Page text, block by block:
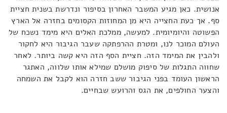
אנושית. כאן מגיע המשבר האחרון בסיפור ונדרשת בשנית חציית
סף. אך כעת החצייה היא מן המחוזות הקסומים בחזרה אל הארץ
הפשוטה והיומיומית. למעשה, ממלכת האלים היא מימד נשכח של
העולם המוכר לנו, ומטרת ההרפתקה שעבר הגיבור היא לחקור
ולהבין את המימד הזה. חציית הסף הזה היא קשה ביותר. לאחר
שחווה התגלות של סיפוק מושלם שמילא אותו שלווה, האתגר
הראשון העומד בפני הגיבור ששב חזרה הוא לקבל את השמחה
והצער החולפים, את הגס והרועש שבחיים.